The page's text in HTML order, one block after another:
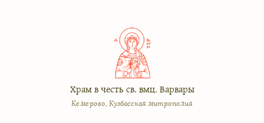
Храм в честь св. вмц. Варвары
Кемерово, Кузбасская митрополия